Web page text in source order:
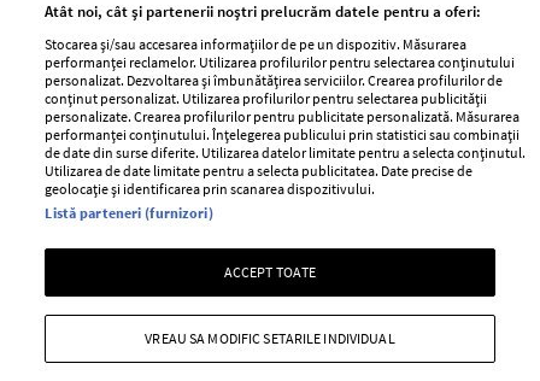
GSP
Unica
Baby
Retete
femei
Viva
Avantaje
Retete practice
Pariază responsabil! Decizia ONJN nr. 821/25.09.2025.
Jocurile de noroc sunt interzise minorilor.
Copyright © 2026 Ringier Romania SRL
Atât noi, cât și partenerii noștri prelucrăm datele pentru a oferi:
Stocarea și/sau accesarea informațiilor de pe un dispozitiv. Măsurarea
performanței reclamelor. Utilizarea profilurilor pentru selectarea conținutului
personalizat. Dezvoltarea și îmbunătățirea serviciilor. Crearea profilurilor de
conținut personalizat. Utilizarea profilurilor pentru selectarea publicității
personalizate. Crearea profilurilor pentru publicitate personalizată. Măsurarea
performanței conținutului. Înțelegerea publicului prin statistici sau combinații
de date din surse diferite. Utilizarea datelor limitate pentru a selecta conținutul.
Utilizarea de date limitate pentru a selecta publicitatea. Date precise de
geolocație și identificarea prin scanarea dispozitivului.
Listă parteneri (furnizori)
ACCEPT TOATE
VREAU SA MODIFIC SETARILE INDIVIDUAL